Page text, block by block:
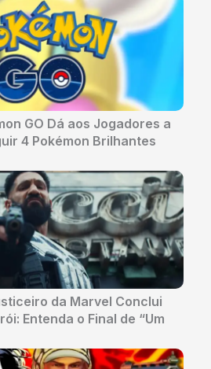
GO Dá aos Jogadores a
4 Pokémon Brilhantes
da Marvel Conclui
Entenda o Final de “Um